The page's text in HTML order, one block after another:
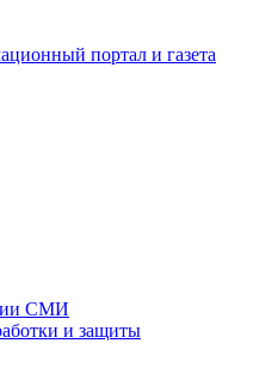
СМИ
и защиты